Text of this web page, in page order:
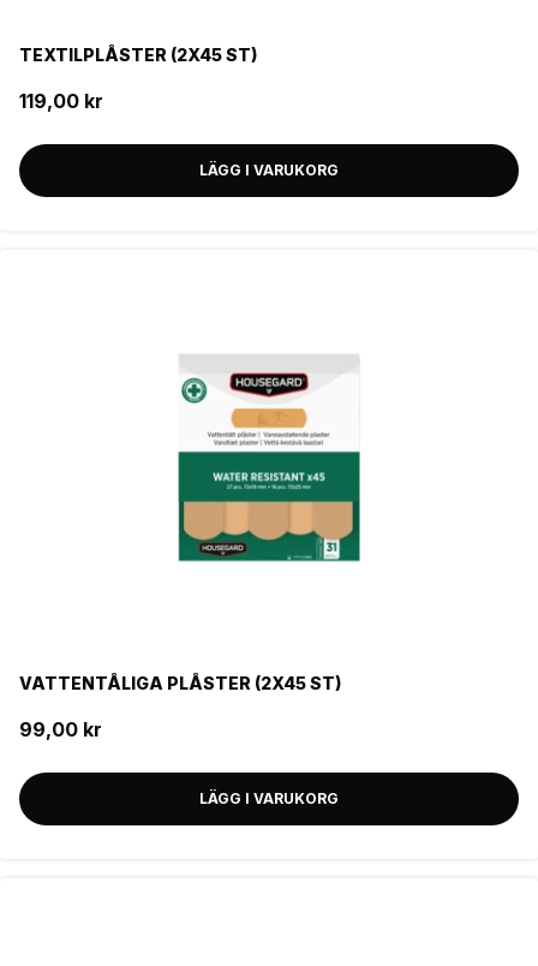
TEXTILPLÅSTER (2X45 ST)
119,00 kr
LÄGG I VARUKORG
VATTENTÅLIGA PLÅSTER (2X45 ST)
99,00 kr
LÄGG I VARUKORG